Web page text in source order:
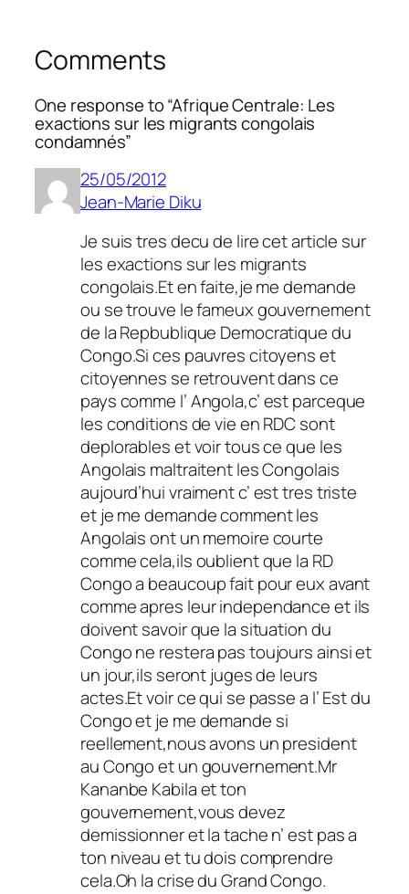
Comments
One response to “Afrique Centrale: Les
exactions sur les migrants congolais
condamnés”
25/05/2012
Jean-Marie Diku
Je suis tres decu de lire cet article sur
les exactions sur les migrants
congolais.Et en faite,je me demande
ou se trouve le fameux gouvernement
de la Repbublique Democratique du
Congo.Si ces pauvres citoyens et
citoyennes se retrouvent dans ce
pays comme l’ Angola,c’ est parceque
les conditions de vie en RDC sont
deplorables et voir tous ce que les
Angolais maltraitent les Congolais
aujourd’hui vraiment c’ est tres triste
et je me demande comment les
Angolais ont un memoire courte
comme cela,ils oublient que la RD
Congo a beaucoup fait pour eux avant
comme apres leur independance et ils
doivent savoir que la situation du
Congo ne restera pas toujours ainsi et
un jour,ils seront juges de leurs
actes.Et voir ce qui se passe a l’ Est du
Congo et je me demande si
reellement,nous avons un president
au Congo et un gouvernement.Mr
Kananbe Kabila et ton
gouvernement,vous devez
demissionner et la tache n’ est pas a
ton niveau et tu dois comprendre
cela.Oh la crise du Grand Congo.